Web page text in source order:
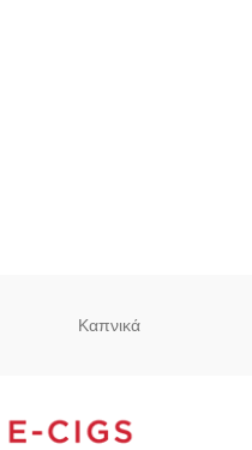
Καπνικά